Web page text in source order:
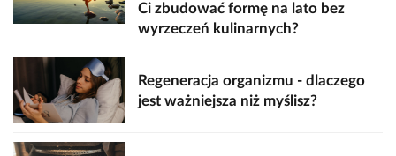
Ci zbudować formę na lato bez
wyrzeczeń kulinarnych?
Regeneracja organizmu - dlaczego
jest ważniejsza niż myślisz?